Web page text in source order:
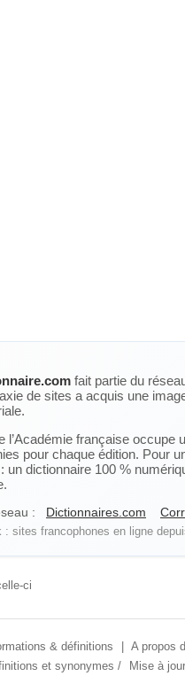
fait partie du
de sites a acquis une
l’Académie française occupe
pour chaque édition. Pour
un dictionnaire 100 %
: Dictionnaires.com
: sites francophones en ligne
ci
& définitions A propos
et synonymes / Mise à